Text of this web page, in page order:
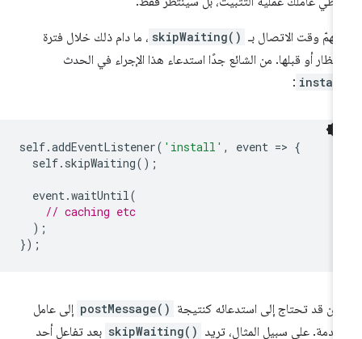
يهمّ وقت الاتصال بـ skipWaiting() ، ما دام ذلك خلال فترة
أو قبلها. من الشائع جدًا استدعاء هذا الإجراء في الحدث
:
self.addEventListener('install', event =
self.skipWaiting
event.waitUntil
// caching etc
قد تحتاج إلى استدعائه كنتيجة postMessage() إلى عامل
على سبيل المثال، تريد skipWaiting() بعد تفاعل أحد